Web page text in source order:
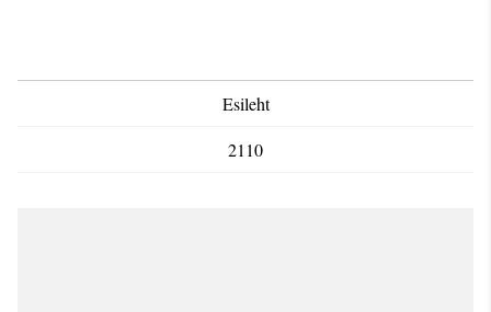
Esileht
2110